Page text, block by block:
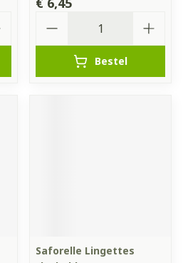
Bestel
Saforelle Lingettes